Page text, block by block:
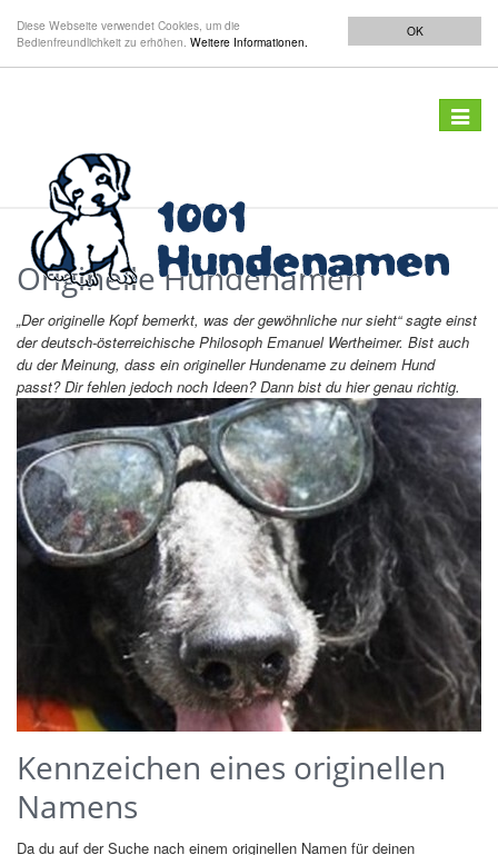
OK
Diese Webseite verwendet Cookies, um die
Bedienfreundlichkeit zu erhöhen. Weitere Informationen.
Parse error: Unexpected token; token 3 expected in file '[inline]' on line 8
Originelle Hundenamen
„Der originelle Kopf bemerkt, was der gewöhnliche nur sieht“ sagte einst
der deutsch-österreichische Philosoph Emanuel Wertheimer. Bist auch
du der Meinung, dass ein origineller Hundename zu deinem Hund
passt? Dir fehlen jedoch noch Ideen? Dann bist du hier genau richtig.
Kennzeichen eines originellen
Namens
Da du auf der Suche nach einem originellen Namen für deinen